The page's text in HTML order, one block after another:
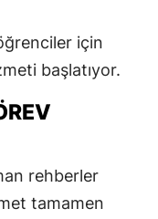
için
başlatıyor.
rehberler
tamamen